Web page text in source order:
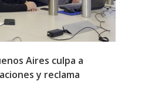
Aires culpa a
y reclama